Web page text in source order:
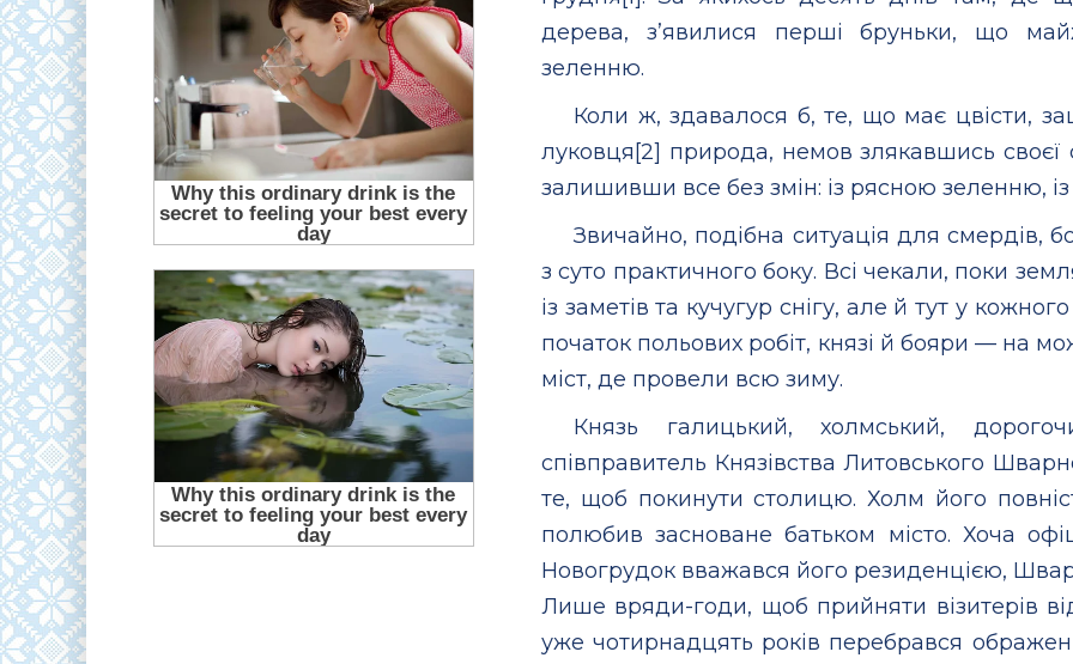
дерева, з’явилися перші бруньки, що
зеленню.
Коли ж, здавалося б, те, що має цвісти,
луковця[2] природа, немов злякавшись своєї
залишивши все без змін: із рясною зеленню, із
Звичайно, подібна ситуація для смердів,
з суто практичного боку. Всі чекали, поки
із заметів та кучугур снігу, але й тут у
початок польових робіт, князі й бояри — на
міст, де провели всю зиму.
Князь галицький, холмський,
співправитель Князівства Литовського
те, щоб покинути столицю. Холм його
полюбив засноване батьком місто. Хоча
Новогрудок вважався його резиденцією,
Лише вряди-годи, щоб прийняти візитерів
уже чотирнадцять років перебрався